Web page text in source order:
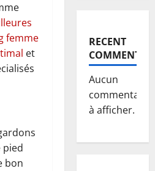
femme
et
pied
bon
RECENT
COMMENTS
Aucun
commentaire
à afficher.